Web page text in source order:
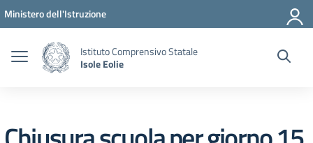
Vai ai contenuti
Vai al menu di navigazione
Vai al footer
Ministero dell'Istruzione
Istituto Comprensivo Statale
Isole Eolie